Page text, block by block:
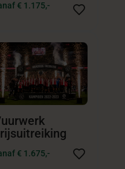
€ 1.175,-
€ 1.675,-